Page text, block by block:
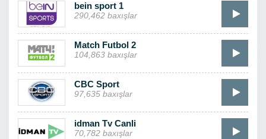
bein sport 1
290,462 baxışlar
Match Futbol 2
104,863 baxışlar
CBC Sport
97,635 baxışlar
idman Tv Canli
70,782 baxışlar